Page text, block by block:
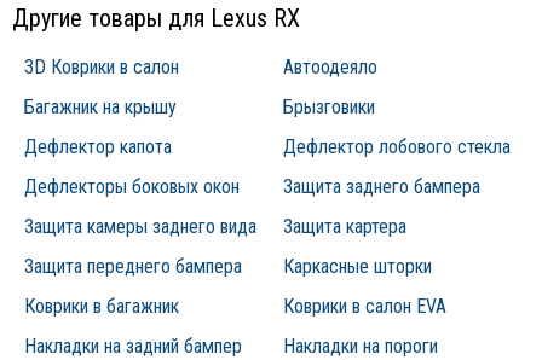
Другие товары для Lexus RX
3D Коврики в салон
Автоодеяло
Багажник на крышу
Брызговики
Дефлектор капота
Дефлектор лобового стекла
Дефлекторы боковых окон
Защита заднего бампера
Защита камеры заднего вида
Защита картера
Защита переднего бампера
Каркасные шторки
Коврики в багажник
Коврики в салон EVA
Накладки на задний бампер
Накладки на пороги